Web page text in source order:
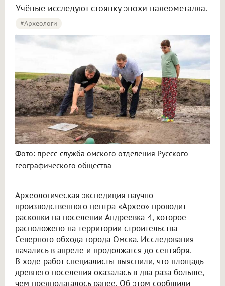
Учёные исследуют стоянку эпохи палеометалла.
#археологи
Фото: пресс-служба омского отделения Русского
географического общества
Археологическая экспедиция научно-
производственного центра «Архео» проводит
раскопки на поселении Андреевка-4, которое
расположено на территории строительства
Северного обхода города Омска. Исследования
начались в апреле и продолжатся до сентября.
В ходе работ специалисты выяснили, что площадь
древнего поселения оказалась в два раза больше,
чем предполагалось ранее. Об этом сообщили